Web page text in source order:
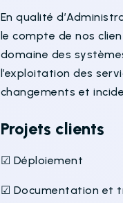
En qualité
le compte de nos
domaine des
l’exploitation des
changements et
Projets clients
☑ Déploiement
☑ Documentation et